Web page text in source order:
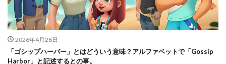
2026年4月28日
「ゴシップハーバー」とはどういう意味？アルファベットで「Gossip
Harbor」と記述するとの事。